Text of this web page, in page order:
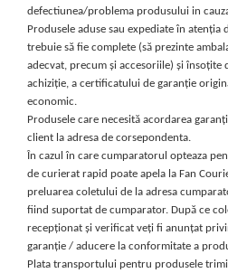
defectiunea/problema produsului in
Produsele aduse sau expediate în atenția
trebuie să fie complete (să prezinte
adecvat, precum și accesoriile) și însoțite
achiziție, a certificatului de garanție
economic.
Produsele care necesită acordarea
client la adresa de corsepondenta.
În cazul în care cumparatorul opteaza
de curierat rapid poate apela la Fan
preluarea coletului de la adresa
fiind suportat de cumparator. După ce
recepționat și verificat veți fi anunțat
garanție / aducere la conformitate a
Plata transportului pentru produsele